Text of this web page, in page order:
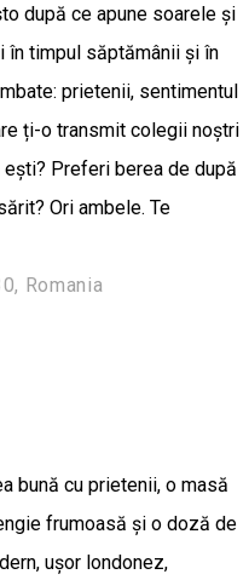
după ce apune soarele și
în timpul săptămânii și în
prietenii, sentimentul
ți-o transmit colegii noștri
Preferi berea de după
Ori ambele. Te
Romania
bună cu prietenii, o masă
frumoasă și o doză de
ușor londonez,